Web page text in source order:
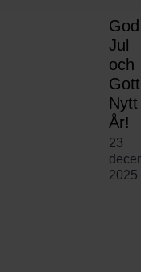
God
Jul
och
Gott
Nytt
År!
23
2025